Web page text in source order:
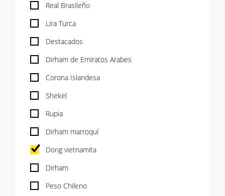
Real Brasileño
Lira Turca
Destacados
Dirham de Emiratos Arabes
Corona Islandesa
Shekel
Rupia
Dirham marroquí
Dong vietnamita
Dirham
Peso Chileno